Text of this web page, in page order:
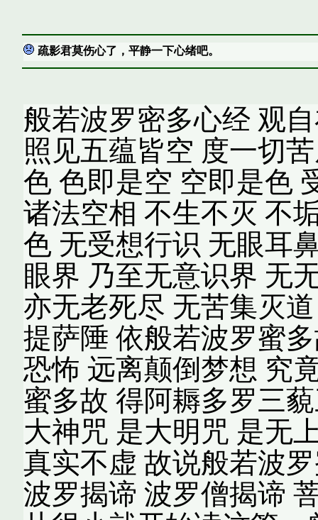
疏影君莫伤心了，平静一下心绪吧。
般若波罗密多心经 观
照见五蕴皆空 度一切
色 色即是空 空即是色
诸法空相 不生不灭 不
色 无受想行识 无眼耳
眼界 乃至无意识界 无
亦无老死尽 无苦集灭
提萨陲 依般若波罗蜜
恐怖 远离颠倒梦想 究
蜜多故 得阿耨多罗三
大神咒 是大明咒 是无
真实不虚 故说般若波
波罗揭谛 波罗僧揭谛